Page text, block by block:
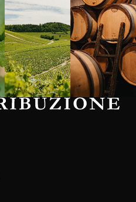
Borgogna,
Francia
Instagram